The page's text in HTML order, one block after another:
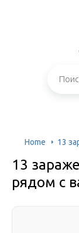
Home 13
13
рядом с